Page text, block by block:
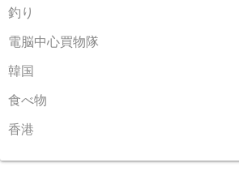
釣り
電脳中心買物隊
韓国
食べ物
香港